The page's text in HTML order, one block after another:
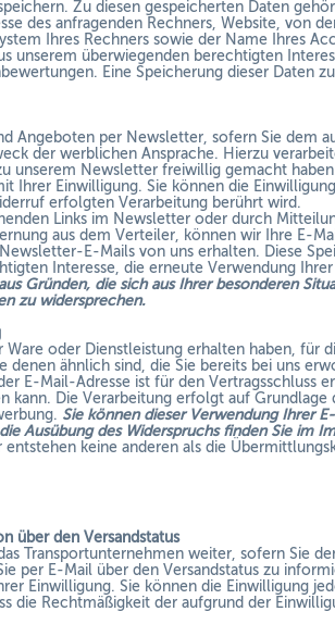
Zu diesen gespeicherten Daten
des anfragenden Rechners, Website, von
Ihres Rechners sowie der Name Ihres
unserem überwiegenden berechtigten
Eine Speicherung dieser Daten
Angeboten per Newsletter, sofern Sie dem
der werblichen Ansprache. Hierzu
unserem Newsletter freiwillig gemacht
Ihrer Einwilligung. Sie können die
erfolgten Verarbeitung berührt wird.
Links im Newsletter oder durch
aus dem Verteiler, können wir Ihre E-
E-Mails von uns erhalten. Diese
Interesse, die erneute Verwendung
Gründen, die sich aus Ihrer besonderen
zu widersprechen.
oder Dienstleistung erhalten haben, für
ähnlich sind, die Sie bereits bei uns
E-Mail-Adresse ist für den Vertragsschluss
kann. Die Verarbeitung erfolgt auf Grundlage
Sie können dieser Verwendung Ihrer
Ausübung des Widerspruchs finden Sie im
keine anderen als die
über den Versandstatus
Transportunternehmen weiter, sofern Sie
per E-Mail über den Versandstatus zu
Einwilligung. Sie können die Einwilligung
die Rechtmäßigkeit der aufgrund der